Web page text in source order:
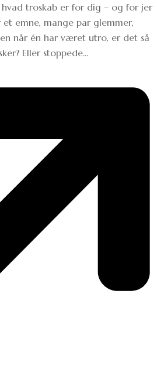
troskab er for dig – og for jer
emne, mange par glemmer,
når én har været utro, er det så
Eller stoppede...